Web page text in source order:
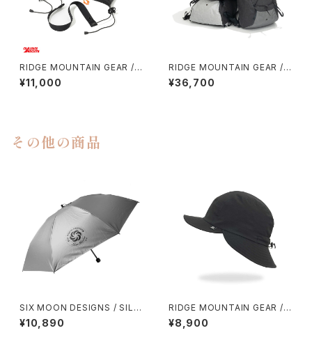
RIDGE MOUNTAIN GEAR / S
ACOCHE
¥11,000
RIDGE MOUNTAIN GEAR /
ONE MILE TRIM
¥36,700
その他の商品
SIX MOON DESIGNS / SILV
ER SHADOW MINI UMBREL
LA
¥10,890
RIDGE MOUNTAIN GEAR / S
HADE CAP
¥8,900